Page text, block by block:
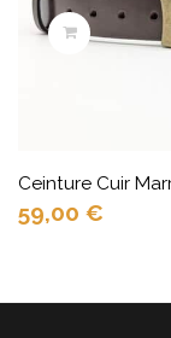
Ceinture Cuir
59,00 €